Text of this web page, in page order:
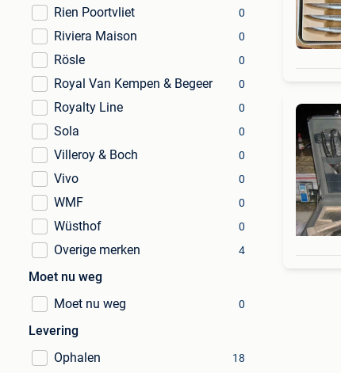
Rien Poortvliet 0
Riviera Maison 0
Rösle 0
Royal Van Kempen & Begeer 0
Royalty Line 0
Sola 0
Villeroy & Boch 0
Vivo 0
WMF 0
Wüsthof 0
Overige merken 4
Moet nu weg
Moet nu weg
0
Levering
Ophalen
18